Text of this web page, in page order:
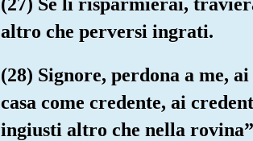
altro che perversi ingrati.
(28) Signore, perdona a me,
casa come credente, ai
ingiusti altro che nella